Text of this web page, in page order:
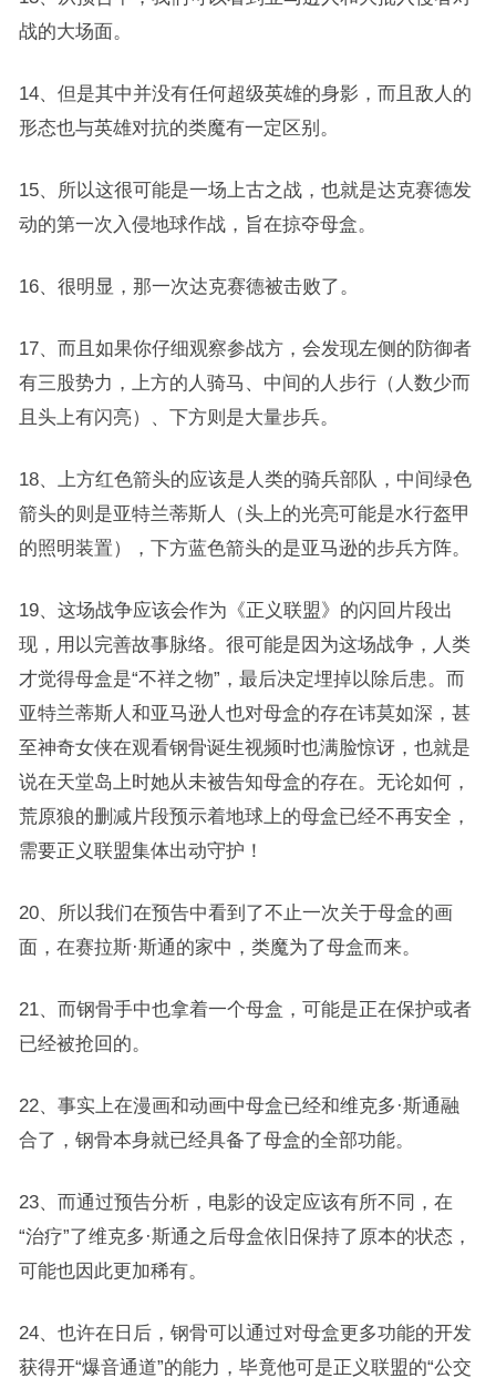
战的大场面。
14、但是其中并没有任何超级英雄的身影，而且敌人的
形态也与英雄对抗的类魔有一定区别。
15、所以这很可能是一场上古之战，也就是达克赛德发
动的第一次入侵地球作战，旨在掠夺母盒。
16、很明显，那一次达克赛德被击败了。
17、而且如果你仔细观察参战方，会发现左侧的防御者
有三股势力，上方的人骑马、中间的人步行（人数少而
且头上有闪亮）、下方则是大量步兵。
18、上方红色箭头的应该是人类的骑兵部队，中间绿色
箭头的则是亚特兰蒂斯人（头上的光亮可能是水行盔甲
的照明装置），下方蓝色箭头的是亚马逊的步兵方阵。
19、这场战争应该会作为《正义联盟》的闪回片段出
现，用以完善故事脉络。很可能是因为这场战争，人类
才觉得母盒是“不祥之物”，最后决定埋掉以除后患。而
亚特兰蒂斯人和亚马逊人也对母盒的存在讳莫如深，甚
至神奇女侠在观看钢骨诞生视频时也满脸惊讶，也就是
说在天堂岛上时她从未被告知母盒的存在。无论如何，
荒原狼的删减片段预示着地球上的母盒已经不再安全，
需要正义联盟集体出动守护！
20、所以我们在预告中看到了不止一次关于母盒的画
面，在赛拉斯·斯通的家中，类魔为了母盒而来。
21、而钢骨手中也拿着一个母盒，可能是正在保护或者
已经被抢回的。
22、事实上在漫画和动画中母盒已经和维克多·斯通融
合了，钢骨本身就已经具备了母盒的全部功能。
23、而通过预告分析，电影的设定应该有所不同，在
“治疗”了维克多·斯通之后母盒依旧保持了原本的状态，
可能也因此更加稀有。
24、也许在日后，钢骨可以通过对母盒更多功能的开发
获得开“爆音通道”的能力，毕竟他可是正义联盟的“公交